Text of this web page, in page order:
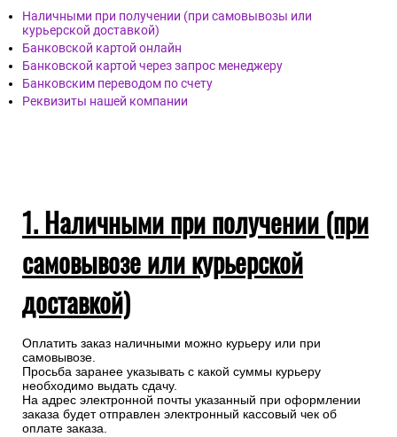
Наличными при получении (при самовывозы или
курьерской доставкой)
Банковской картой онлайн
Банковской картой через запрос менеджеру
Банковским переводом по счету
Реквизиты нашей компании
1. Наличными при получении (при
самовывозе или курьерской
доставкой)
Оплатить заказ наличными можно курьеру или при
самовывозе.
Просьба заранее указывать с какой суммы курьеру
необходимо выдать сдачу.
На адрес электронной почты указанный при оформлении
заказа будет отправлен электронный кассовый чек об
оплате заказа.